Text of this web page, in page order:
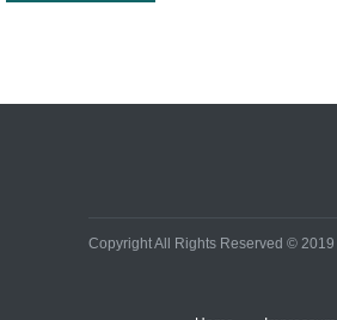
Effiziente
Copyright All Rights Reserved © 2019